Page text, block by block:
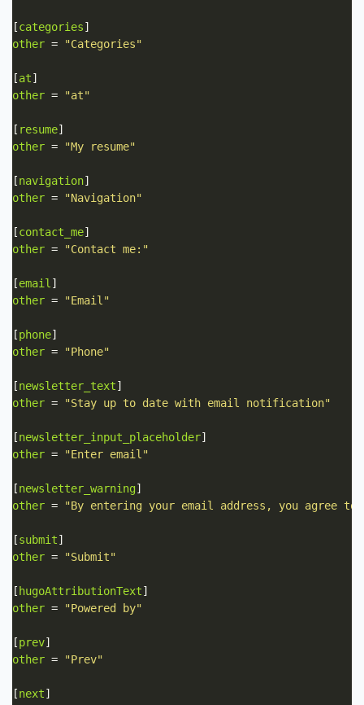
[categories
other = "Categories"
[at
other = "at"
[ resume
other = "My resume"
[navigation
other = "Navigation"
[contact_me
other = "Contact me:"
[email
other = "Email"
[phone
other = "Phone"
[newsletter_text
other = "Stay up to date with email notification"
[newsletter_input_placeholder
other = "Enter email"
[newsletter_warning
other = "By entering your email address, you agree
[submit
other = "Submit"
[ hugoAttributionText
other = "Powered by"
[prev
other = "Prev"
[next